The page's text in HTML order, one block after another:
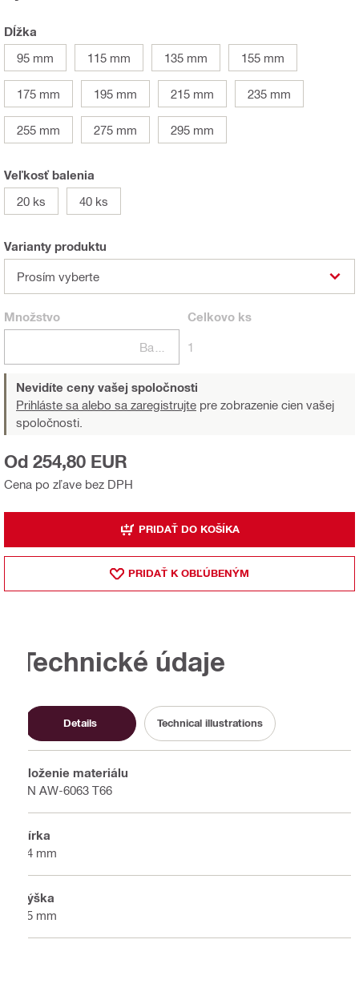
Dĺžka
95 mm
115 mm 135 mm 155 mm
175 mm 195 mm 215 mm 235 mm
255 mm 275 mm 295 mm
Veľkosť balenia
20 ks
40 ks
Varianty produktu
Prosím vyberte
Množstvo Celkovo ks
1
Nevidíte ceny vašej spoločnosti
Prihláste sa alebo sa zaregistrujte pre zobrazenie cien vašej
spoločnosti.
Cena po zľave bez DPH
Od 254,80 EUR
PRIDAŤ DO KOŠÍKA
PRIDAŤ K OBĽÚBENÝM
Technické údaje
Details Technical illustrations
Zloženie materiálu
EN AW-6063 T66
Šírka
74 mm
Výška
85 mm